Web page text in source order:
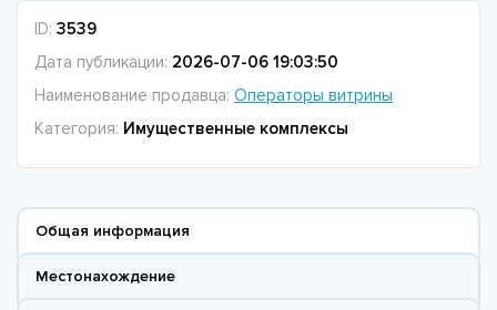
ID: 3539
Дата публикации: 2026-07-06 19:03:50
Наименование продавца: Операторы витрины
Категория: Имущественные комплексы
Общая информация
Местонахождение